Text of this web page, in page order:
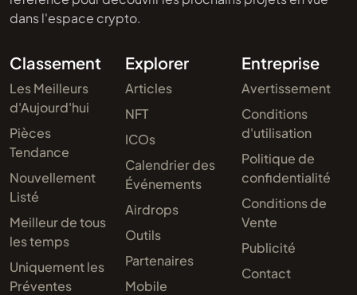
dans l'espace crypto.
Classement
Les Meilleurs
d'Aujourd'hui
Pièces
Tendance
Nouvellement
Listé
Meilleur de tous
les temps
Uniquement les
Préventes
Explorer
Articles
NFT
ICOs
Calendrier des
Événements
Airdrops
Outils
Partenaires
Mobile
Entreprise
Avertissement
Conditions
d'utilisation
Politique de
confidentialité
Conditions de
Vente
Publicité
Contact